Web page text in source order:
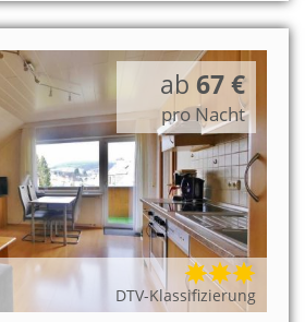
DTV-Klassifizierung
ab67 €
pro Nacht